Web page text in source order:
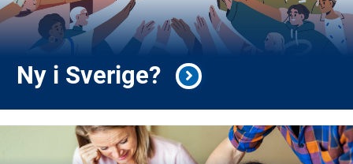
Ny i Sverige?